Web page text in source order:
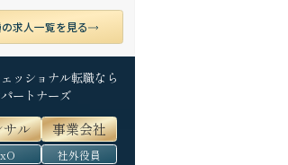
求人一覧を見る
ッショナル転職なら
ートナーズ
ル 事業会社
社外役員